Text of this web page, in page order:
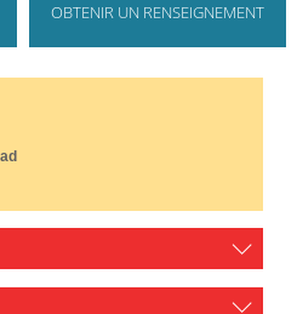
OBTENIR UN RENSEIGNEMENT